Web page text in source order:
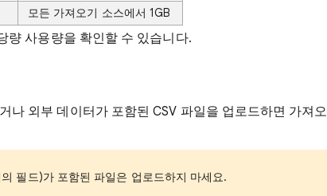
모든 가져오기 소스에서 1GB
량 사용량을 확인할 수 있습니다.
나 외부 데이터가 포함된 CSV 파일을 업로드하면 가져오
필드)가 포함된 파일은 업로드하지 마세요.